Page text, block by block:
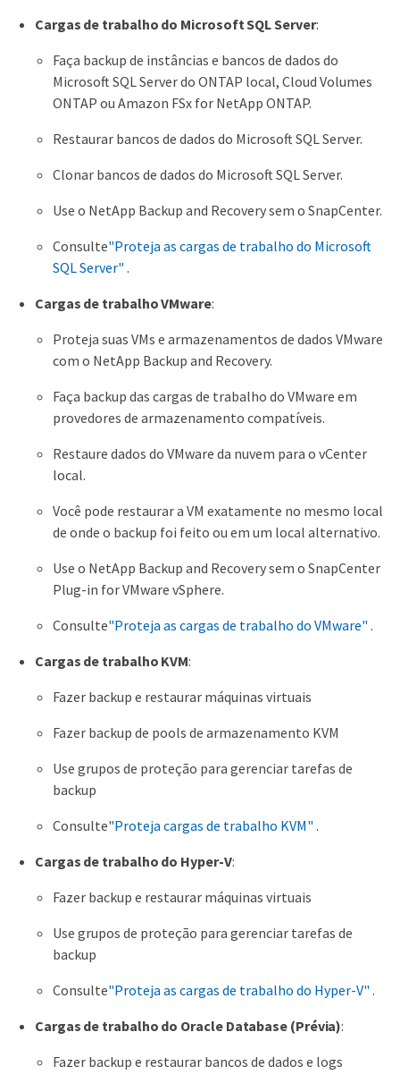
Cargas de trabalho do Microsoft SQL Server:
Faça backup de instâncias e bancos de dados do
Microsoft SQL Server do ONTAP local, Cloud Volumes
ONTAP ou Amazon FSx for NetApp ONTAP.
Restaurar bancos de dados do Microsoft SQL Server.
Clonar bancos de dados do Microsoft SQL Server.
Use o NetApp Backup and Recovery sem o SnapCenter.
Consulte"Proteja as cargas de trabalho do Microsoft
SQL Server" .
Cargas de trabalho VMware:
Proteja suas VMs e armazenamentos de dados VMware
com o NetApp Backup and Recovery.
Faça backup das cargas de trabalho do VMware em
provedores de armazenamento compatíveis.
Restaure dados do VMware da nuvem para o vCenter
local.
Você pode restaurar a VM exatamente no mesmo local
de onde o backup foi feito ou em um local alternativo.
Use o NetApp Backup and Recovery sem o SnapCenter
Plug-in for VMware vSphere.
Consulte"Proteja as cargas de trabalho do VMware" .
Cargas de trabalho KVM:
Fazer backup e restaurar máquinas virtuais
Fazer backup de pools de armazenamento KVM
Use grupos de proteção para gerenciar tarefas de
backup
Consulte"Proteja cargas de trabalho KVM" .
Cargas de trabalho do Hyper-V:
Fazer backup e restaurar máquinas virtuais
Use grupos de proteção para gerenciar tarefas de
backup
Consulte"Proteja as cargas de trabalho do Hyper-V" .
Cargas de trabalho do Oracle Database (Prévia):
Fazer backup e restaurar bancos de dados e logs